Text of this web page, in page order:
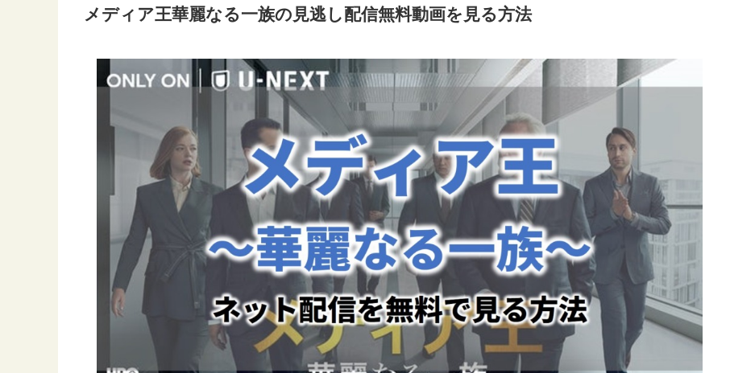
メディア王華麗なる一族の見逃し配信無料動画を見る方法